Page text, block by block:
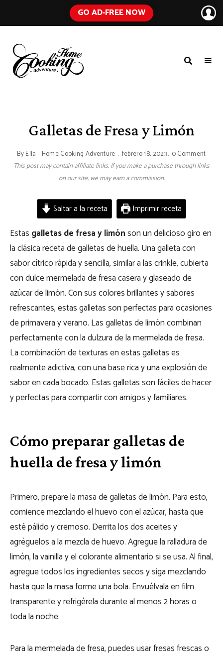
GO AD-FREE NOW
Everyday
IngredientsGalletas de Fresa y Limón
ByElla - Home Cooking Adventure febrero 18, 2023 0 Comment
This post may contain affiliate links. If you make a purchase through links
on our site, we may earn a commission.
Saltar a la receta Imprimir receta
Estas galletas de fresa y limónson un delicioso giro en
la clásica receta de galletas de huella. Una galleta con
sabor cítrico rápida y sencilla, similar a las crinkle, cubierta
con dulce mermelada de fresa casera y glaseado de
azúcar de limón. Con sus colores brillantes y sabores
refrescantes, estas galletas son perfectas para ocasiones
de primavera y verano. Las galletas de limón combinan
perfectamente con la dulzura de la mermelada de fresa.
La combinación de texturas en estas galletas es
realmente adictiva, con una base rica y una explosión de
sabor en cada bocado. Estas galletas son fáciles de hacer
y perfectas para compartir con amigos y familiares.
Cómo preparar galletas de
huella de fresa y limón
Primero, prepare la masa de galletas de limón. Para esto,
comience mezclando el huevo con el azúcar, hasta que
esté pálido y cremoso. Derrita los dos aceites y
agréguelos a la mezcla de huevo. Agregue la ralladura de
limón, la vainilla y el colorante alimentario si se usa. Al final,
agregue todos los ingredientes secos y siga mezclando
hasta que la masa forme una bola. Envuélvala en film
transparente y refrigérela durante al menos 2 horas o
toda la noche.
Para la mermelada de fresa, puedes usar fresas frescas o